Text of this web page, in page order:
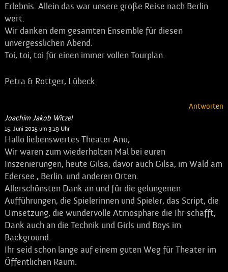
Erlebnis. Allein das war unsere große Reise nach Berlin
wert.
Wir danken dem gesamten Ensemble für diesen
unvergesslichen Abend.
Toi, toi, toi für einen immer vollen Tourplan.
Petra & Rottger, Lübeck
Antworten
Joachim Jakob Witzel
15. Juni 2025 um 3:19 Uhr
Hallo liebenswertes Theater Anu,
Wir waren zum wiederholten Mal bei euren
Inszenierungen, heute Gilsa, davor auch Gilsa, im Wald am
Edersee , Berlin. und anderen Orten.
Allerschönsten Dank an und für die gelungenen
Aufführungen, die Spielerinnen und Spieler, das Script, die
Umsetzung, die wundervolle Atmosphäre die Ihr schafft,
Dank auch an die Technik und Girls und Boys im
Background.
Ihr seid schon lange auf einem guten Weg für Theater im
Öffentlichen Raum.